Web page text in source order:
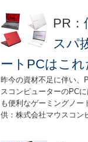
PR：
スパ
ートPCはこれ
昨今の資材不足に伴い、
スコンピューターのPC
も便利なゲーミングノ
供：株式会社マウスコン